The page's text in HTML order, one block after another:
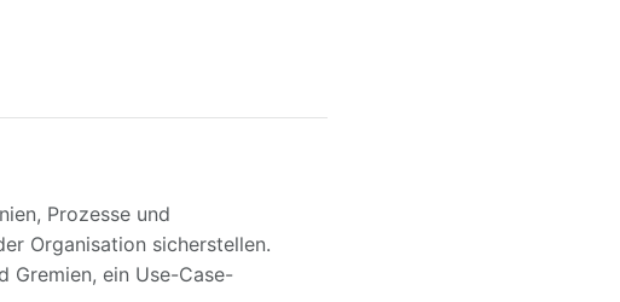
Prozesse und
Organisation sicherstellen.
Gremien, ein Use-Case-